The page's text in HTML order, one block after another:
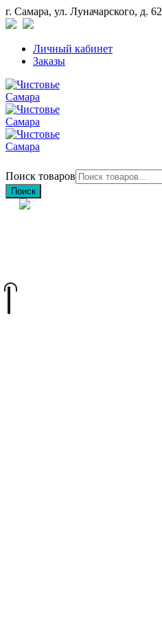
г. Самара, ул. Луначарского, д. 62
Личный кабинет
Заказы
Поиск товаров
Поиск